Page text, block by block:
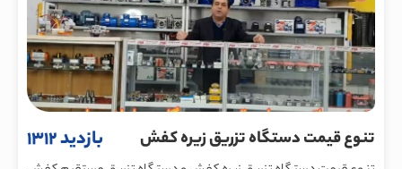
تنوع قیمت دستگاه تزریق زیره کفش بازدید 1312